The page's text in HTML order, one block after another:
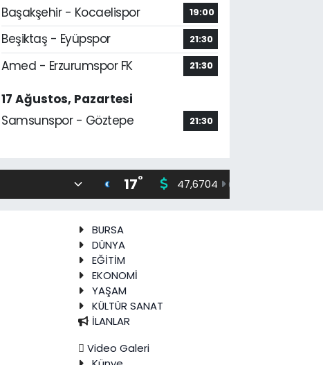
Başakşehir - Kocaelispor
19:00
Beşiktaş - Eyüpspor 21:30
Amed - Erzurumspor FK 21:30
17 Ağustos, Pazartesi
Samsunspor - Göztepe
21:30
17° 47,6704 0
BURSA
DÜNYA
EĞİTİM
EKONOMİ
YAŞAM
KÜLTÜR SANAT
İLANLAR
Video Galeri